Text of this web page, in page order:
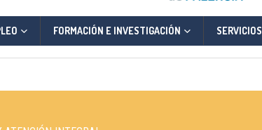
FORMACIÓN E INVESTIGACIÓN SERVICIOS